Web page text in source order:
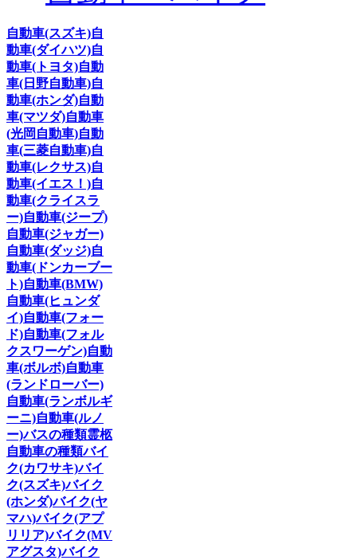
自動車(スズキ)自
動車(ダイハツ)自
動車(トヨタ)自動
車(日野自動車)自
動車(ホンダ)自動
車(マツダ)自動車
(光岡自動車)自動
車(三菱自動車)自
動車(レクサス)自
動車(イエス！)自
動車(クライスラ
ー)自動車(ジープ)
自動車(ジャガー)
自動車(ダッジ)自
動車(ドンカーブー
ト)自動車(BMW)
自動車(ヒュンダ
イ)自動車(フォー
ド)自動車(フォル
クスワーゲン)自動
車(ボルボ)自動車
(ランドローバー)
自動車(ランボルギ
ーニ)自動車(ルノ
ー)バスの種類霊柩
自動車の種類バイ
ク(カワサキ)バイ
ク(スズキ)バイク
(ホンダ)バイク(ヤ
マハ)バイク(アプ
リリア)バイク(MV
アグスタ)バイク